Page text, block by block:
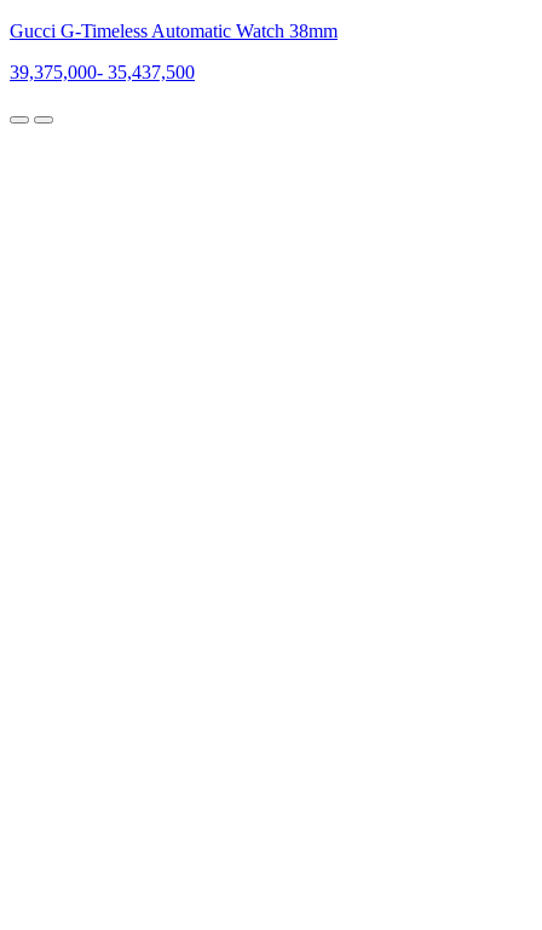
Gucci G-Timeless Automatic Watch 38mm
39,375,000- 35,437,500